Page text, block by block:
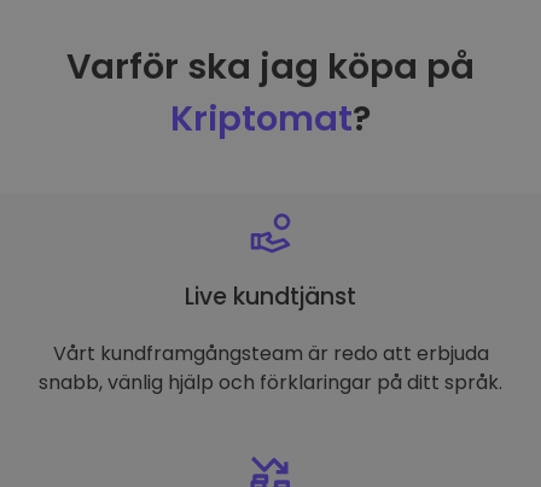
Varför ska jag köpa på
Kriptomat?
Live kundtjänst
Vårt kundframgångsteam är redo att erbjuda
snabb, vänlig hjälp och förklaringar på ditt språk.